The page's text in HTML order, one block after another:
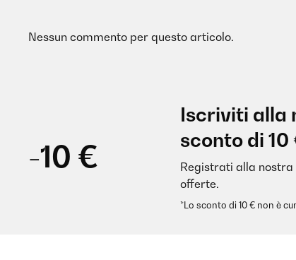
Nessun commento per questo articolo.
-10 €
Iscriviti alla
sconto di
Registrati alla
offerte.
*Lo sconto di 10 € non è